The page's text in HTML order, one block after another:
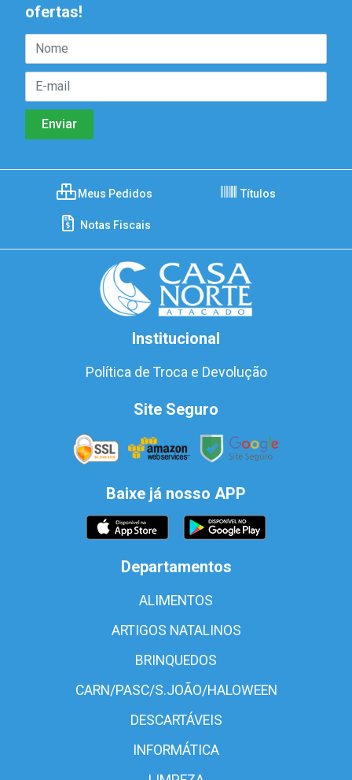
ofertas!
Meus Pedidos Títulos
Notas Fiscais
Institucional
Política de Troca e Devolução
Site Seguro
Baixe já nosso APP
Departamentos
ALIMENTOS
ARTIGOS NATALINOS
BRINQUEDOS
CARN/PASC/S.JOÃO/HALOWEEN
DESCARTÁVEIS
INFORMÁTICA